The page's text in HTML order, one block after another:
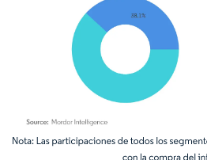
Imagen © Mordor Intelligence. El uso requiere